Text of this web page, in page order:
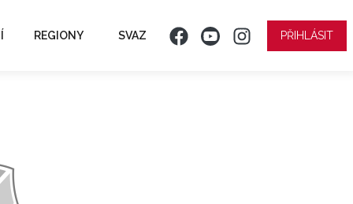
REGIONY SVAZ PŘIHLÁSIT